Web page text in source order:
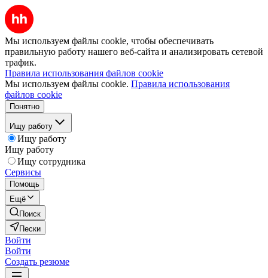
Мы используем файлы cookie, чтобы обеспечивать
правильную работу нашего веб-сайта и анализировать сетевой
трафик.
Правила использования файлов cookie
Мы используем файлы cookie. Правила использования
файлов cookie
Понятно
Ищу работу
Ищу работу
Ищу работу
Ищу сотрудника
Сервисы
Помощь
Ещё
Поиск
Пески
Войти
Войти
Создать резюме